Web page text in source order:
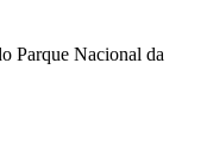
Parque Nacional da